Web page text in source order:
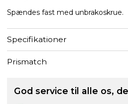
Spændes fast med unbrakoskrue.
Specifikationer
Prismatch
God service til alle os,